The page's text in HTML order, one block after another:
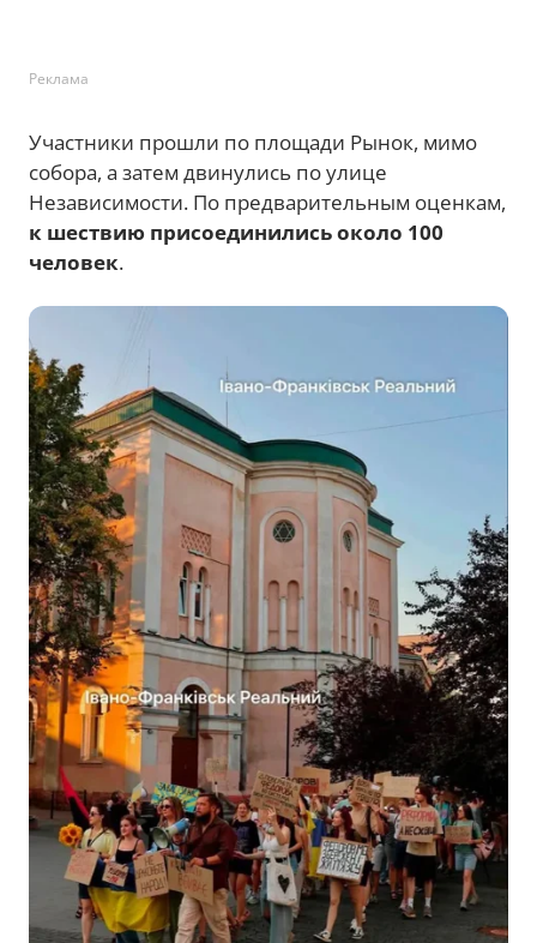
Реклама
Участники прошли по площади Рынок, мимо
собора, а затем двинулись по улице
Независимости. По предварительным оценкам,
к шествию присоединились около 100
человек.